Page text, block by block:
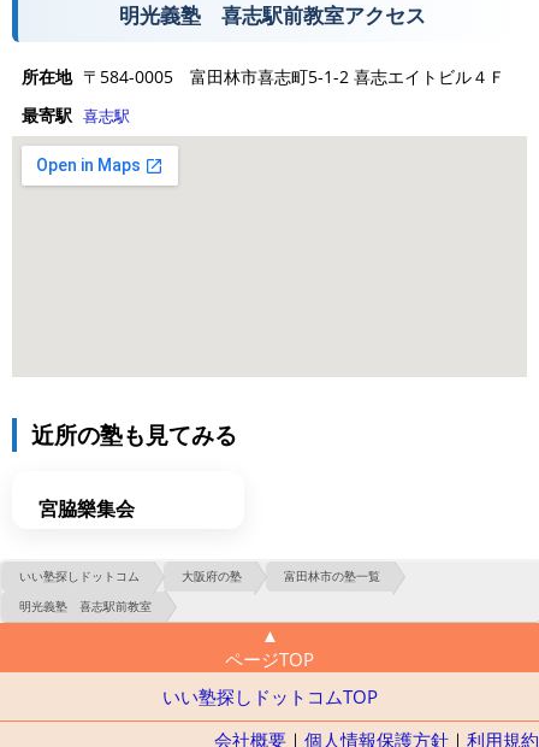
明光義塾 喜志駅前教室アクセス
所在地 〒584-0005 富田林市喜志町5-1-2 喜志エイトビル４Ｆ
最寄駅 喜志駅
近所の塾も見てみる
宮脇樂集会
いい塾探しドットコム 大阪府の塾
富田林市の塾一覧
明光義塾 喜志駅前教室
▲
ページTOP
いい塾探しドットコムTOP
会社概要 ｜ 個人情報保護方針 ｜ 利用規約